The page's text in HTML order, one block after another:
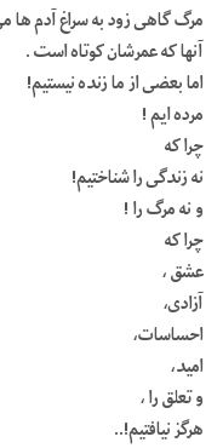
مرگ گاهی زود به سراغ آدم ها
آنها که عمرشان کوتاه است .
اما بعضی از ما زنده نیستیم!
مرده ایم !
چرا که
نه زندگی را شناختیم!
و نه مرگ را !
چرا که
عشق ،
آزادی،
احساسات،
امید،
و تعلق را ،
هرگز نیافتیم!..